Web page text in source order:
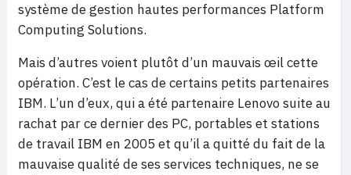
système de gestion hautes performances Platform
Computing Solutions.
Mais d’autres voient plutôt d’un mauvais œil cette
opération. C’est le cas de certains petits partenaires
IBM. L’un d’eux, qui a été partenaire Lenovo suite au
rachat par ce dernier des PC, portables et stations
de travail IBM en 2005 et qu’il a quitté du fait de la
mauvaise qualité de ses services techniques, ne se